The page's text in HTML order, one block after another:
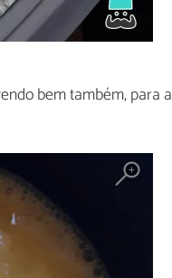
bem também, para a